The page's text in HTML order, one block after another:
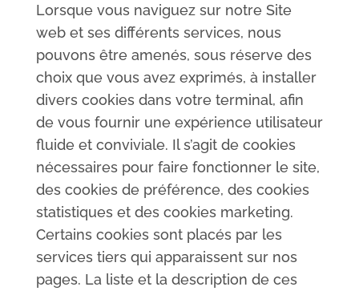
Lorsque vous naviguez sur notre Site
web et ses différents services, nous
pouvons être amenés, sous réserve des
choix que vous avez exprimés, à installer
divers cookies dans votre terminal, afin
de vous fournir une expérience utilisateur
fluide et conviviale. Il s’agit de cookies
nécessaires pour faire fonctionner le site,
des cookies de préférence, des cookies
statistiques et des cookies marketing.
Certains cookies sont placés par les
services tiers qui apparaissent sur nos
pages. La liste et la description de ces